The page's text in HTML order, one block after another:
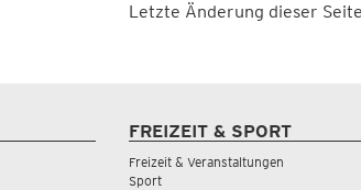
Letzte Änderung dieser
FREIZEIT & SPORT
Freizeit & Veranstaltungen
Sport